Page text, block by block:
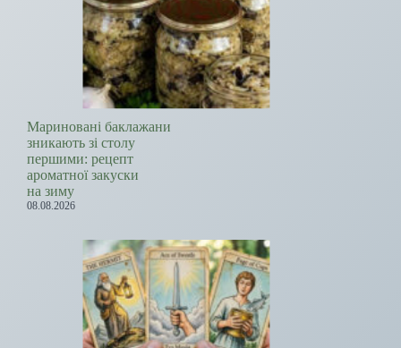
Мариновані баклажани
зникають зі столу
першими: рецепт
ароматної закуски
на зиму
08.08.2026